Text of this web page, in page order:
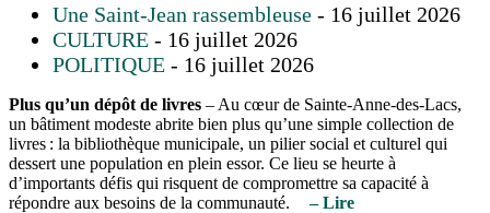
Une Saint-Jean rassembleuse - 16 juillet 2026
CULTURE - 16 juillet 2026
POLITIQUE - 16 juillet 2026
Plus qu’un dépôt de livres – Au cœur de Sainte-Anne-des-Lacs,
un bâtiment modeste abrite bien plus qu’une simple collection de
livres : la bibliothèque municipale, un pilier social et culturel qui
dessert une population en plein essor. Ce lieu se heurte à
d’importants défis qui risquent de compromettre sa capacité à
répondre aux besoins de la communauté.
– Lire